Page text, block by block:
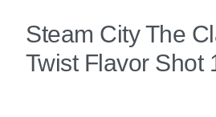
Steam City The
Twist Flavor Shot